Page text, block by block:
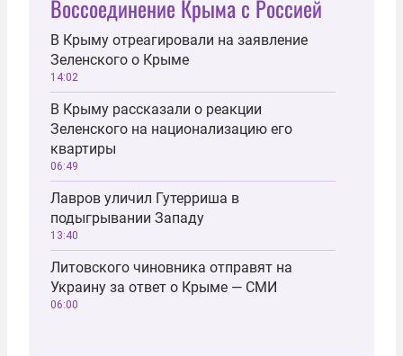
Воссоединение Крыма с Россией
В Крыму отреагировали на заявление
Зеленского о Крыме
14:02
В Крыму рассказали о реакции
Зеленского на национализацию его
квартиры
06:49
Лавров уличил Гутерриша в
подыгрывании Западу
13:40
Литовского чиновника отправят на
Украину за ответ о Крыме — СМИ
06:00